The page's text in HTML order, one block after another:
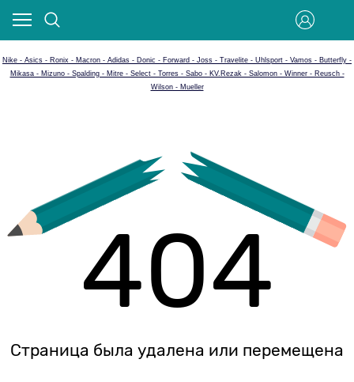
Nike - Asics - Ronix - Macron - Adidas - Donic - Forward - Joss - Travelite - Uhlsport - Vamos - Butterfly -
Mikasa - Mizuno - Spalding - Mitre - Select - Torres - Sabo - KV.Rezak - Salomon - Winner - Reusch -
Wilson - Mueller
404
Страница была удалена или перемещена